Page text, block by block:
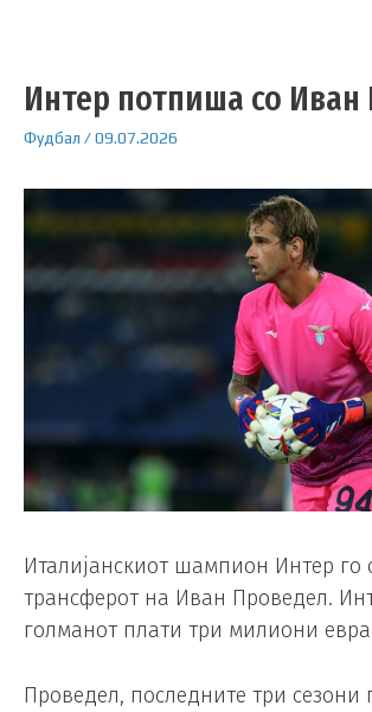
Интер потпиша со Иван
Фудбал /09.07.2026
Италијанскиот шампион Интер го
трансферот на Иван Проведел.
голманот плати три милиони
Проведел, последните три сезони